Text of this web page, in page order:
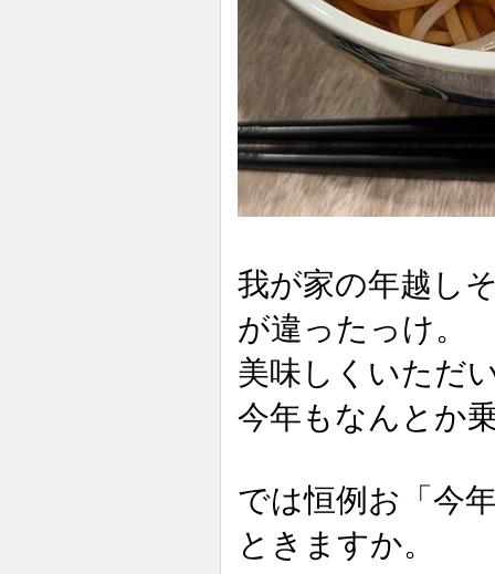
我が家の年越し
が違ったっけ。
美味しくいただ
今年もなんとか
では恒例お「今
ときますか。